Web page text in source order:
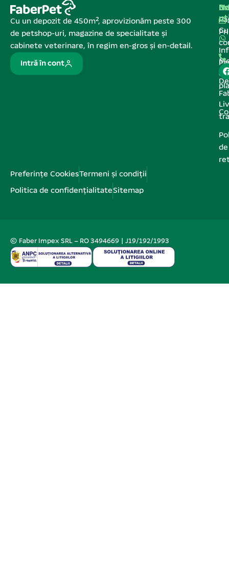
Cu un depozit de 450m², aprovizionăm peste 300
de petshop-uri, magazine de specialitate și
cabinete veterinare, în regim en-gros și en-detail.
Intră în cont
de
de
Preferințe CookiesTermeni și condiții
Politica de confidențialitateSitemap
© Faber Impex SRL – RO 3494669 | J19/192/1993